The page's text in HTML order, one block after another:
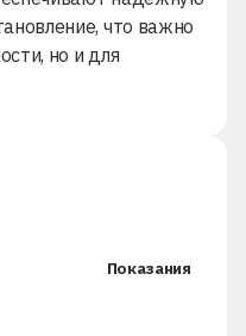
что важно
но и для
Показания